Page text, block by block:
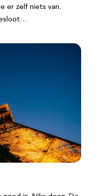
er zelf niets van.